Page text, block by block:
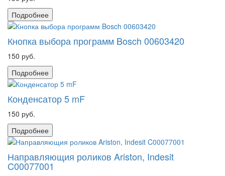
Подробнее
Кнопка выбора программ Bosch 00603420
150 руб.
Подробнее
Конденсатор 5 mF
150 руб.
Подробнее
Направляющия роликов Ariston, Indesit
C00077001